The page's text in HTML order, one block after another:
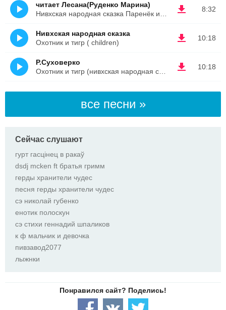
8:32
читает Лесана(Руденко Марина)
10:18
Нивхская народная сказка
Охотник и тигр ( children)
10:18
Р.Суховерко
все песни »
Сейчас слушают
гурт гасцінец в ракаў
dsdj mcken ft братья гримм
герды хранители чудес
песня герды хранители чудес
сэ николай губенко
енотик полоскун
сэ стихи геннадий шпаликов
к ф мальчик и девочка
пивзавод2077
лыжнки